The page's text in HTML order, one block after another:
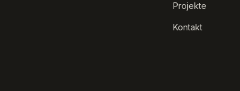
Projekte
Kontakt